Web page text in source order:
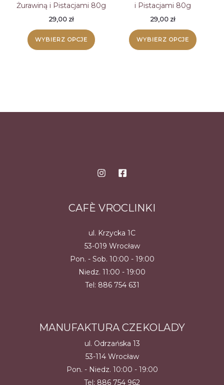
Żurawiną i Pistacjami 80g
29,00 zł
WYBIERZ OPCJE
produkt
można
i Pistacjami 80g
29,00 zł
WYBIERZ OPCJE
można
CAFÈ VROCLINKI
ul. Krzycka 1C
53-019 Wrocław
Pon. - Sob. 10:00 - 19:00
Niedz. 11:00 - 19:00
Tel: 886 754 631
MANUFAKTURA CZEKOLADY
ul. Odrzańska 13
53-114 Wrocław
Pon. - Niedz. 10:00 - 19:00
Tel: 886 754 962